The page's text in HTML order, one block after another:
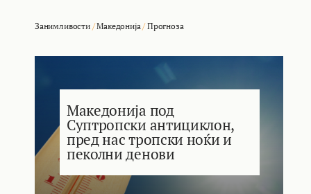
Занимливости/Македонија/Прогноза
Македонија под
Суптропски антициклон,
пред нас тропски ноќи и
пеколни денови